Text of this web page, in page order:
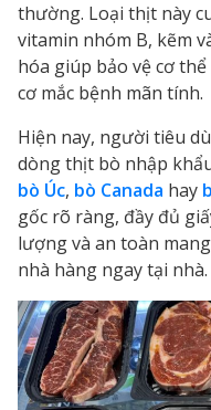
thường. Loại thịt này
vitamin nhóm B, kẽm
hóa giúp bảo vệ cơ
cơ mắc bệnh mãn tính.
Hiện nay, người tiêu
dòng thịt bò nhập
bò Úc, bò Canada hay
gốc rõ ràng, đầy đủ
lượng và an toàn
nhà hàng ngay tại nhà.